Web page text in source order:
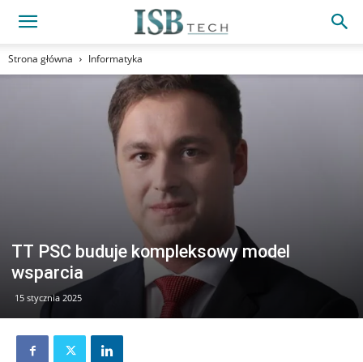
Strona główna Informatyka
TT PSC buduje kompleksowy model
wsparcia
15 stycznia 2025